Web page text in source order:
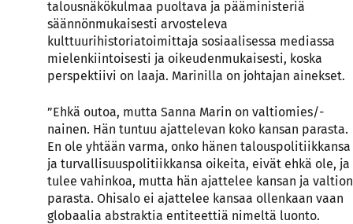
talousnäkökulmaa puoltava ja pääministeriä
säännönmukaisesti arvosteleva
kulttuurihistoriatoimittaja sosiaalisessa mediassa
mielenkiintoisesti ja oikeudenmukaisesti, koska
perspektiivi on laaja. Marinilla on johtajan ainekset.
”Ehkä outoa, mutta Sanna Marin on valtiomies/-
nainen. Hän tuntuu ajattelevan koko kansan parasta.
En ole yhtään varma, onko hänen talouspolitiikkansa
ja turvallisuuspolitiikkansa oikeita, eivät ehkä ole, ja
tulee vahinkoa, mutta hän ajattelee kansan ja valtion
parasta. Ohisalo ei ajattelee kansaa ollenkaan vaan
globaalia abstraktia entiteettiä nimeltä luonto.